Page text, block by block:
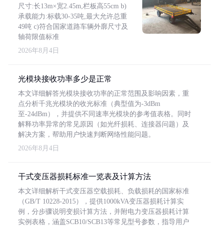
尺寸:长13m×宽2.45m,栏板高55cm b)
承载能力:标载30-35吨,最大允许总重
49吨 c)符合国家道路车辆外廓尺寸及
轴荷限值标准
2026年8月4日
光模块接收功率多少是正常
本文详细解答光模块接收功率的正常范围及影响因素，重
点分析千兆光模块的收光标准（典型值为-3dBm
至-24dBm），并提供不同速率光模块的参考值表格。同时
解释功率异常的常见原因（如光纤损耗、连接器问题）及
解决方案，帮助用户快速判断网络性能问题。
2026年8月4日
干式变压器损耗标准一览表及计算方法
本文详细解析干式变压器空载损耗、负载损耗的国家标准
（GB/T 10228-2015），提供1000kVA变压器损耗计算实
例，分步骤说明变损计算方法，并附电力变压器损耗计算
实例表格，涵盖SCB10/SCB13等常见型号参数，指导用户